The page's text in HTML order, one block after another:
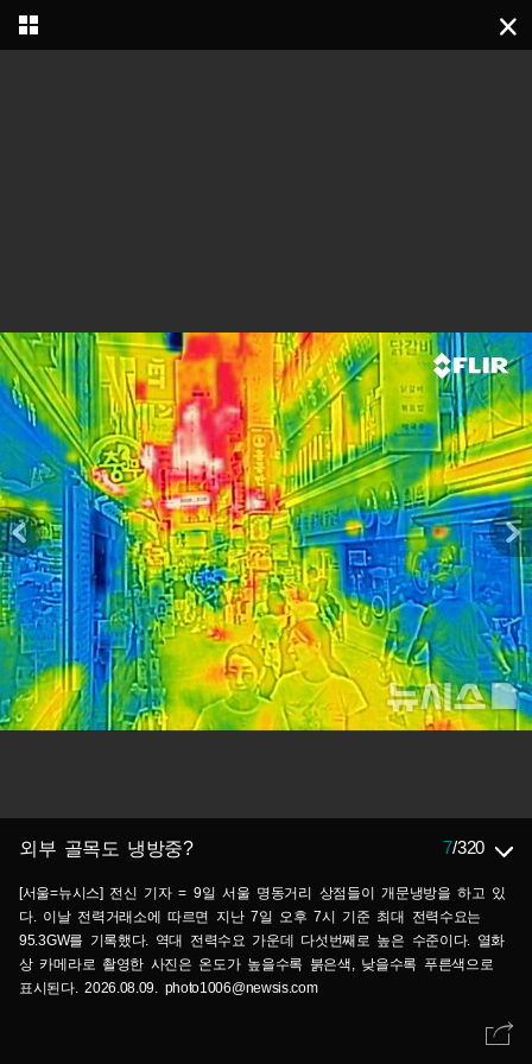
외부 골목도 냉방중? 7/320
[서울=뉴시스] 전신 기자 = 9일 서울 명동거리 상점들이 개문냉방을 하고 있
다. 이날 전력거래소에 따르면 지난 7일 오후 7시 기준 최대 전력수요는
95.3GW를 기록했다. 역대 전력수요 가운데 다섯번째로 높은 수준이다. 열화
상 카메라로 촬영한 사진은 온도가 높을수록 붉은색, 낮을수록 푸른색으로
표시된다. 2026.08.09. photo1006@newsis.com